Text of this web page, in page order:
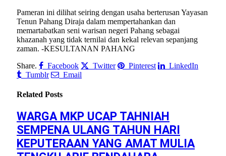
Pameran ini dilihat seiring dengan usaha berterusan Yayasan
Tenun Pahang Diraja dalam mempertahankan dan
memartabatkan seni warisan negeri Pahang sebagai
khazanah yang tidak ternilai dan kekal relevan sepanjang
zaman. -KESULTANAN PAHANG
Share.
Facebook Twitter Pinterest
LinkedIn
Tumblr
Email
Related Posts
WARGA MKP UCAP TAHNIAH
SEMPENA ULANG TAHUN HARI
KEPUTERAAN YANG AMAT MULIA